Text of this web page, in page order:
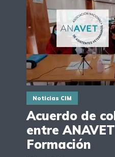
Noticias CIM
Acuerdo de
entre
Formación